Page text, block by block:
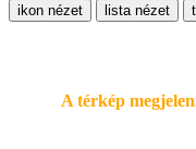
ikon nézet lista nézet
A térkép